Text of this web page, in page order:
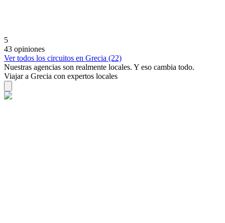
5
43 opiniones
Ver todos los circuitos en Grecia (22)
Nuestras agencias son realmente locales. Y eso cambia todo.
Viajar a Grecia con expertos locales